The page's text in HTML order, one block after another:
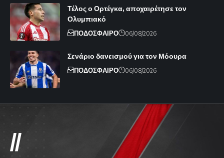
Τέλος ο Ορτέγκα, αποχαιρέτησε τον
Ολυμπιακό
ΠΟΔΟΣΦΑΙΡΟ 06/08/2026
Σενάριο δανεισμού για τον Μόουρα
ΠΟΔΟΣΦΑΙΡΟ 06/08/2026
//